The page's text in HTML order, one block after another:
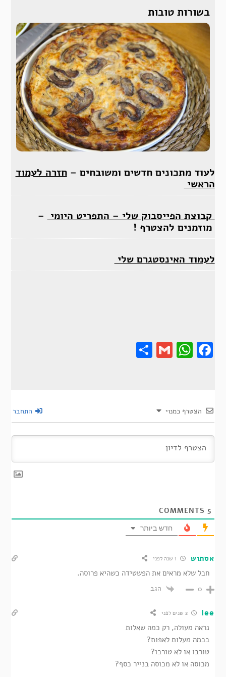
בשורות טובות
לעוד מתכונים חדשים ומשובחים –חזרה לעמוד
הראשי
קבוצת הפייסבוק שלי – התפריט היומי –
מוזמנים להצטרף !
לעמוד האינסטגרם שלי
Gmail
Share
הצטרף כמנוי התחבר
5
חדש ביותר
אסתוש
חבל שלא מראים את הפשטידה כשהיא פרוסה.
0 הגב
lee
נראה מעולה, רק כמה שאלות
בכמה מעלות לאפות?
טורבו או לא טורבו?
מכוסה או לא מכוסה בנייר כסף?